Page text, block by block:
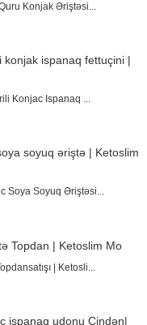
Konjak Əriştəsi...
Konjac Ispanaq ...
Soya Soyuq Əriştəsi...
| Ketosli...